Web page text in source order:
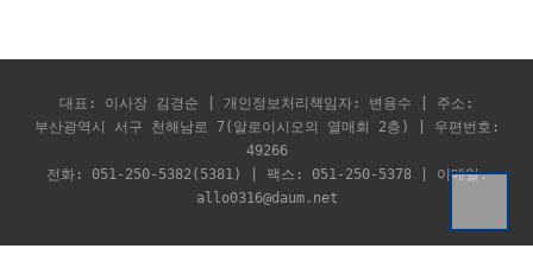
대표: 이사장 김경순 | 개인정보처리책임자: 변용수 | 주소:
부산광역시 서구 천해남로 7(알로이시오의 열매회 2층) | 우편번호:
49266
전화: 051-250-5382(5381) | 팩스: 051-250-5378 | 이메일:
allo0316@daum.net